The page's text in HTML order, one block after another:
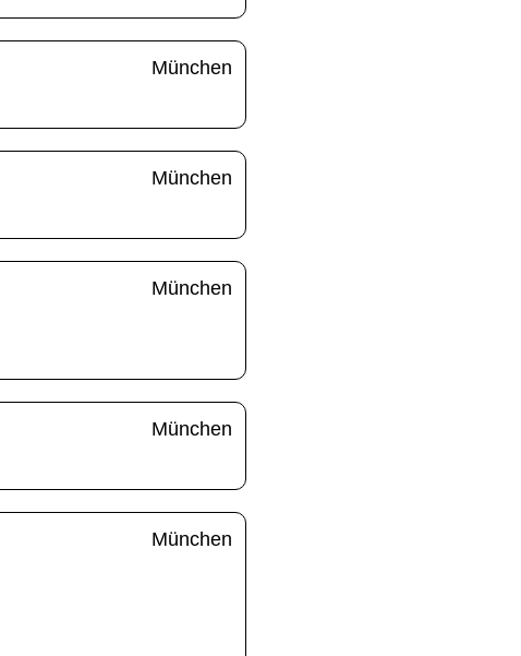
München
München
München
München
München